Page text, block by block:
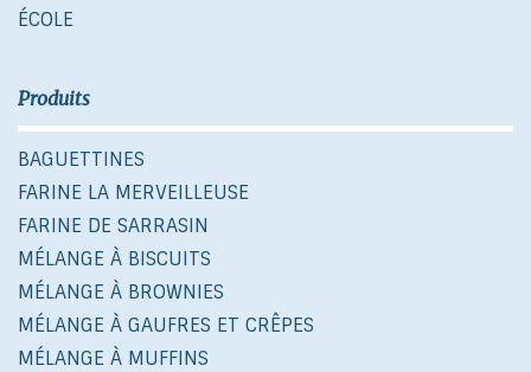
ÉCOLE
Produits
BAGUETTINES
FARINE LA MERVEILLEUSE
FARINE DE SARRASIN
MÉLANGE À BISCUITS
MÉLANGE À BROWNIES
MÉLANGE À GAUFRES ET CRÊPES
MÉLANGE À MUFFINS